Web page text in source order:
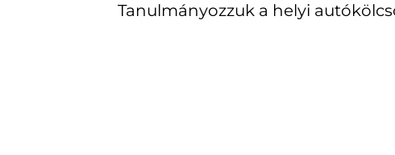
Tanulmányozzuk a helyi